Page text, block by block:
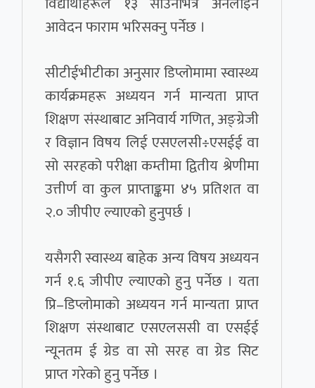
आवेदन फाराम भरिसक्नु पर्नेछ ।
सीटीईभीटीका अनुसार डिप्लोमामा स्वास्थ्य
कार्यक्रमहरू अध्ययन गर्न मान्यता प्राप्त
शिक्षण संस्थाबाट अनिवार्य गणित, अङ्ग्रेजी
र विज्ञान विषय लिई एसएलसी÷एसईई वा
सो सरहको परीक्षा कम्तीमा द्वितीय श्रेणीमा
उत्तीर्ण वा कुल प्राप्ताङ्कमा ४५ प्रतिशत वा
२.० जीपीए ल्याएको हुनुपर्छ ।
यसैगरी स्वास्थ्य बाहेक अन्य विषय अध्ययन
गर्न १.६ जीपीए ल्याएको हुनु पर्नेछ । यता
प्रि–डिप्लोमाको अध्ययन गर्न मान्यता प्राप्त
शिक्षण संस्थाबाट एसएलससी वा एसईई
न्यूनतम ई ग्रेड वा सो सरह वा ग्रेड सिट
प्राप्त गरेको हुनु पर्नेछ ।